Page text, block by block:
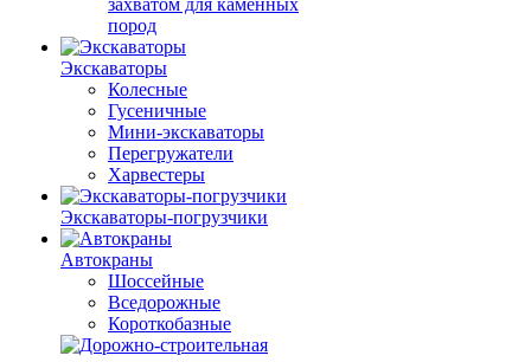
захватом для каменных
пород
Экскаваторы
Колесные
Гусеничные
Мини-экскаваторы
Перегружатели
Харвестеры
Экскаваторы-погрузчики
Автокраны
Шоссейные
Вседорожные
Короткобазные